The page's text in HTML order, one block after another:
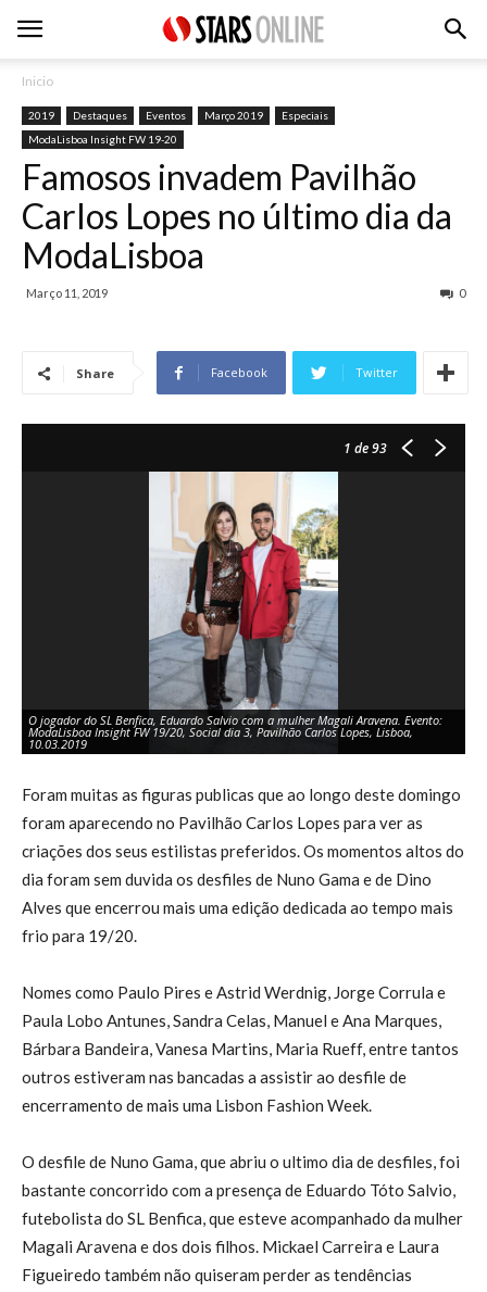
Inicio
2019 Destaques Eventos Março 2019
Especiais
ModaLisboa Insight FW 19-20
Famosos invadem Pavilhão
Carlos Lopes no último dia da
ModaLisboa
Março 11, 2019 0
Share Facebook Twitter
1 de 93
O jogador do SL Benfica, Eduardo Salvio com a mulher Magali Aravena. Evento:
ModaLisboa Insight FW 19/20, Social dia 3, Pavilhão Carlos Lopes, Lisboa,
10.03.2019
Foram muitas as figuras publicas que ao longo deste domingo
foram aparecendo no Pavilhão Carlos Lopes para ver as
criações dos seus estilistas preferidos. Os momentos altos do
dia foram sem duvida os desfiles de Nuno Gama e de Dino
Alves que encerrou mais uma edição dedicada ao tempo mais
frio para 19/20.
Nomes como Paulo Pires e Astrid Werdnig, Jorge Corrula e
Paula Lobo Antunes, Sandra Celas, Manuel e Ana Marques,
Bárbara Bandeira, Vanesa Martins, Maria Rueff, entre tantos
outros estiveram nas bancadas a assistir ao desfile de
encerramento de mais uma Lisbon Fashion Week.
O desfile de Nuno Gama, que abriu o ultimo dia de desfiles, foi
bastante concorrido com a presença de Eduardo Tóto Salvio,
futebolista do SL Benfica, que esteve acompanhado da mulher
Magali Aravena e dos dois filhos. Mickael Carreira e Laura
Figueiredo também não quiseram perder as tendências